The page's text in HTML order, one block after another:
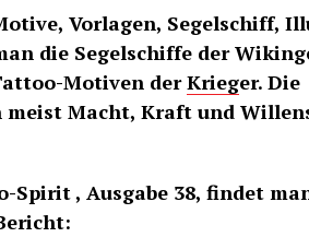
Vorlagen, Segelschiff,
die Segelschiffe der
Motiven derKrieger. Die
Macht, Kraft und
, Ausgabe 38, findet